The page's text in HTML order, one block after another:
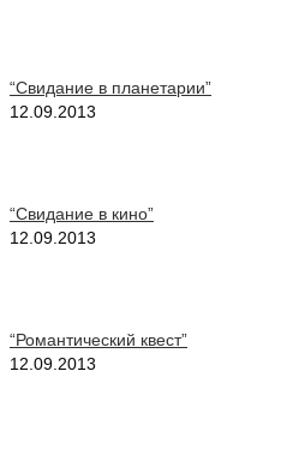
“Свидание в планетарии”
12.09.2013
“Свидание в кино”
12.09.2013
“Романтический квест”
12.09.2013